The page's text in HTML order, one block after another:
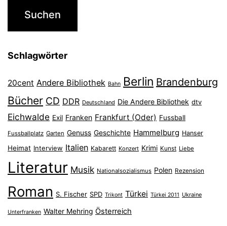
Schlagwörter
20cent Andere Bibliothek Bahn Berlin Brandenburg
Bücher CD DDR Deutschland Die Andere Bibliothek dtv
Eichwalde Exil Franken Frankfurt (Oder) Fussball
Fussballplatz Garten Genuss Geschichte Hammelburg Hanser
Heimat Interview Italien Kabarett Konzert Krimi Kunst Liebe
Literatur Musik Nationalsozialismus Polen Rezension
Roman S. Fischer SPD Trikont Türkei Türkei 2011 Ukraine
Unterfranken Walter Mehring Österreich